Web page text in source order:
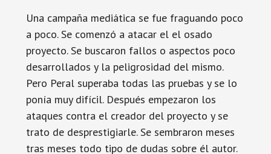
Una campaña mediática se fue fraguando poco
a poco. Se comenzó a atacar el el osado
proyecto. Se buscaron fallos o aspectos poco
desarrollados y la peligrosidad del mismo.
Pero Peral superaba todas las pruebas y se lo
ponía muy difícil. Después empezaron los
ataques contra el creador del proyecto y se
trato de desprestigiarle. Se sembraron meses
tras meses todo tipo de dudas sobre él autor.